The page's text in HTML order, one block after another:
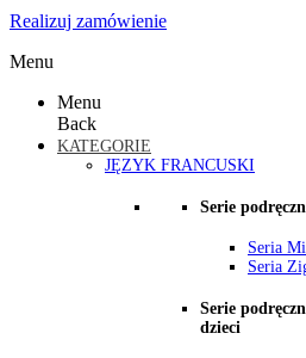
Realizuj zamówienie
Menu
Menu
Back
KATEGORIE
JĘZYK FRANCUSKI
Serie
Seria
Seria
Serie
dzieci